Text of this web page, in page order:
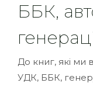
ББК,
До книг, які
УДК, ББК,